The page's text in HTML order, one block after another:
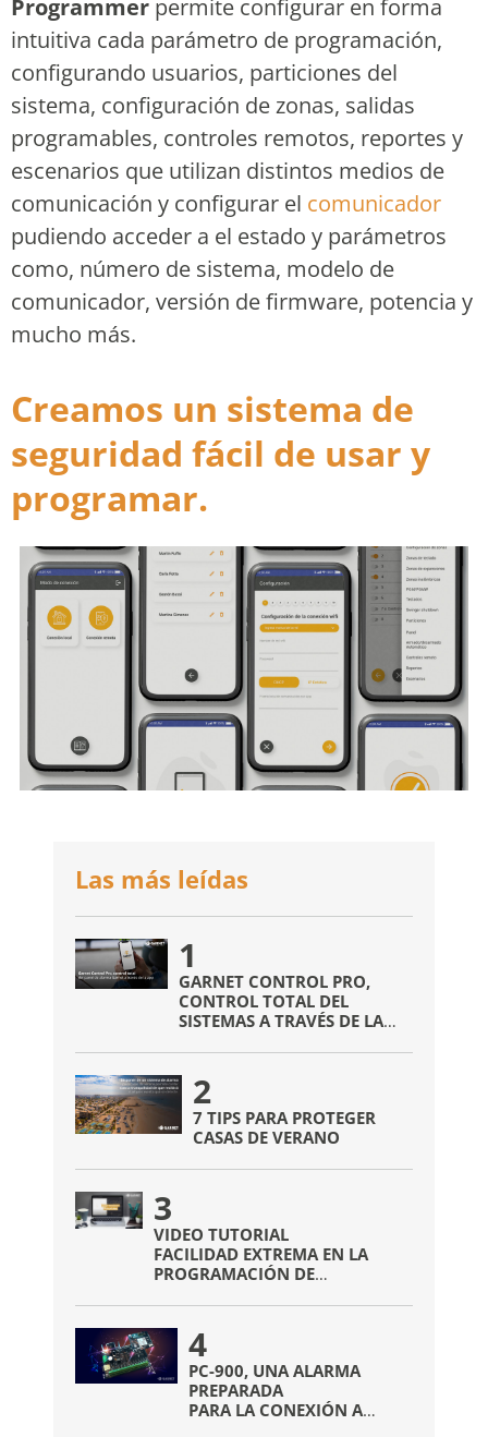
Programmer permite configurar en forma
intuitiva cada parámetro de programación,
configurando usuarios, particiones del
sistema, configuración de zonas, salidas
programables, controles remotos, reportes y
escenarios que utilizan distintos medios de
comunicación y configurar el comunicador
pudiendo acceder a el estado y parámetros
como, número de sistema, modelo de
comunicador, versión de firmware, potencia y
mucho más.
Creamos un sistema de
seguridad fácil de usar y
programar.
Las más leídas
1
GARNET CONTROL PRO,
CONTROL TOTAL DEL
SISTEMAS A TRAVÉS DE LA
2
7 TIPS PARA PROTEGER
CASAS DE VERANO
3
VIDEO TUTORIAL
FACILIDAD EXTREMA EN LA
PROGRAMACIÓN DE
4
PC-900, UNA ALARMA
PREPARADA
PARA LA CONEXIÓN A